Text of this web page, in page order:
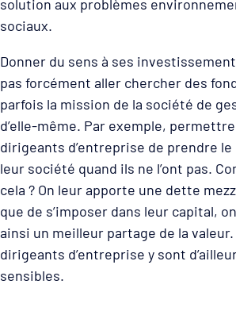
solution aux problèmes
sociaux.
Donner du sens à ses
pas forcément aller chercher des
parfois la mission de la société de
d’elle-même. Par exemple,
dirigeants d’entreprise de prendre
leur société quand ils ne l’ont pas.
cela ? On leur apporte une dette
que de s’imposer dans leur capital,
ainsi un meilleur partage de la
dirigeants d’entreprise y sont
sensibles.